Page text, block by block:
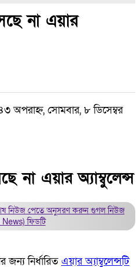
না এয়ার
সোমবার, ৮ ডিসেম্বর
না এয়ার অ্যাম্বুলেন্স
নিউজ পেতে অনুসরণ করুনগুগল নিউজ
ফিডটি
জন্য নির্ধারিত এয়ার অ্যাম্বুলেন্সটি